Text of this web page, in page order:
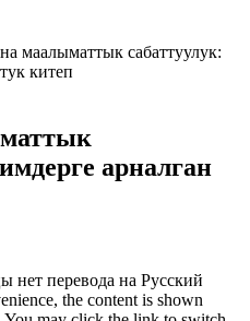
маалыматтык сабаттуулук:
китеп
арналган
нет перевода на Русский
the content is shown